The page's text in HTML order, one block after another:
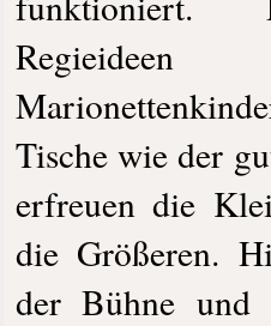
Tische wie der
erfreuen die
die Größeren.
der Bühne und